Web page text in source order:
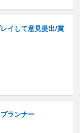
イして意見提出/賞
ランナー